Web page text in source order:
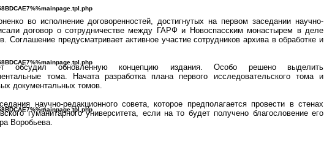
во исполнение договоренностей, достигнутых на первом заседании научно-
договор о сотрудничестве между ГАРФ и Новоспасским монастырем в деле
Соглашение предусматривает активное участие сотрудников архива в обработке и
обсудил обновленную концепцию издания. Особо решено выделить
тома. Начата разработка плана первого исследовательского тома и
документальных томов.
научно-редакционного совета, которое предполагается провести в стенах
гуманитарного университета, если на то будет получено благословение его
Воробьева.